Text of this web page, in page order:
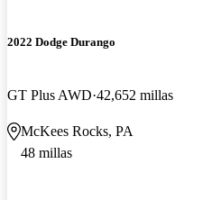
2022 Dodge Durango
GT Plus AWD 42,652 millas
McKees Rocks, PA
48 millas